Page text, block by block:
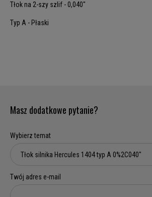
Tłok na 2-szy szlif - 0,040"
Typ A - Płaski
Masz dodatkowe pytanie?